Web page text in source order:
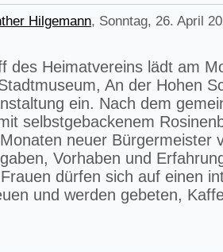
Hilgemann, Sonntag, 26. April
des Heimatvereins lädt am
An der Hohen
ein. Nach dem
selbstgebackenem
neuer Bürgermeister
Vorhaben und
dürfen sich auf einen
und werden gebeten,